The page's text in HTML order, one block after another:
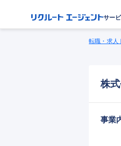
サー
転職・求人
株
事業